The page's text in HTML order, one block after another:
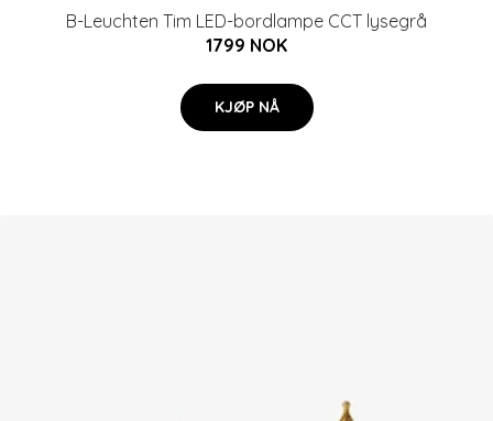
B-Leuchten Tim LED-bordlampe CCT lysegrå
1799 NOK
KJØP NÅ